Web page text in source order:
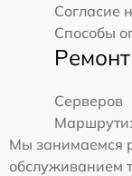
Согласие
Способы
Серверов
Мы занимаемся
обслуживанием